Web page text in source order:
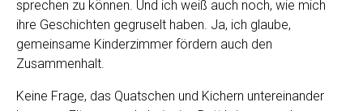
sprechen zu können. Und ich weiß auch noch, wie mich
ihre Geschichten gegruselt haben. Ja, ich glaube,
gemeinsame Kinderzimmer fördern auch den
Zusammenhalt.
Keine Frage, das Quatschen und Kichern untereinander